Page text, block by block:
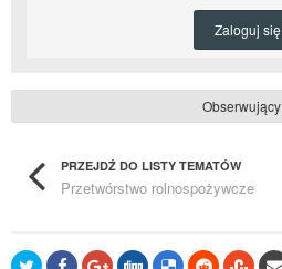
Zaloguj się
Obserwujący
PRZEJDŹ DO LISTY TEMATÓW
Przetwórstwo rolnospożywcze